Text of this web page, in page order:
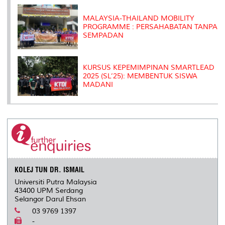
MALAYSIA-THAILAND MOBILITY
PROGRAMME : PERSAHABATAN TANPA
SEMPADAN
KURSUS KEPEMIMPINAN SMARTLEAD
2025 (SL’25): MEMBENTUK SISWA
MADANI
KOLEJ TUN DR. ISMAIL
Universiti Putra Malaysia
43400 UPM Serdang
Selangor Darul Ehsan
03 9769 1397
-